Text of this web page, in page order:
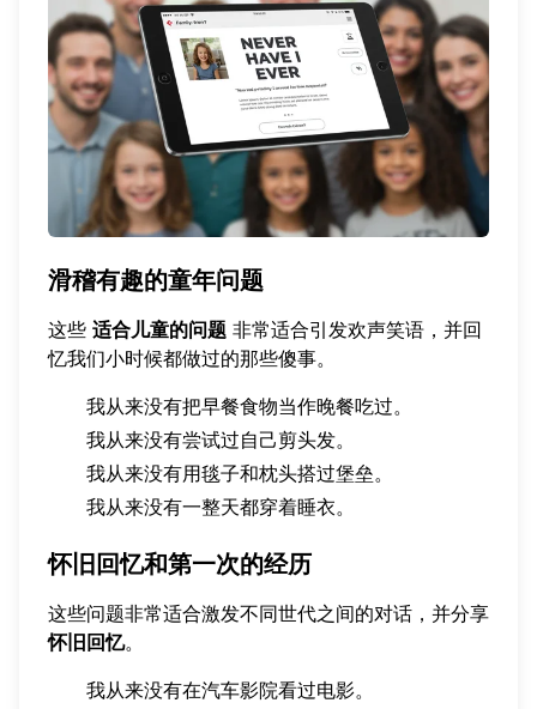
滑稽有趣的童年问题
这些 适合儿童的问题 非常适合引发欢声笑语，并回
忆我们小时候都做过的那些傻事。
我从来没有把早餐食物当作晚餐吃过。
我从来没有尝试过自己剪头发。
我从来没有用毯子和枕头搭过堡垒。
我从来没有一整天都穿着睡衣。
怀旧回忆和第一次的经历
这些问题非常适合激发不同世代之间的对话，并分享
怀旧回忆。
我从来没有在汽车影院看过电影。